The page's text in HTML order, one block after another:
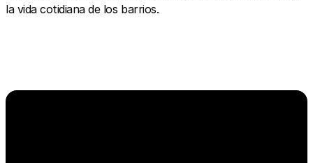
la vida cotidiana de los barrios.